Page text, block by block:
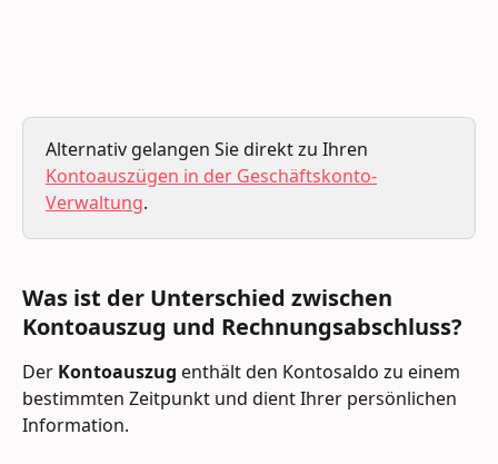
Alternativ gelangen Sie direkt zu Ihren
Kontoauszügen in der Geschäftskonto-
Verwaltung.
Was ist der Unterschied zwischen
Kontoauszug und Rechnungsabschluss?
Der Kontoauszug enthält den Kontosaldo zu einem
bestimmten Zeitpunkt und dient Ihrer persönlichen
Information.